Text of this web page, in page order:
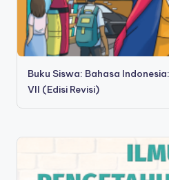
Buku Siswa: Bahasa
VII (Edisi Revisi)